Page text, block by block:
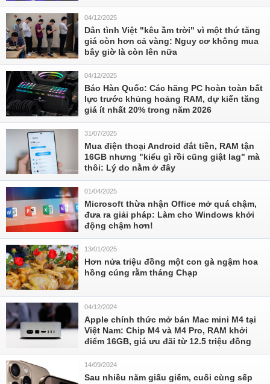
04/12/2025
Dân tình Việt "kêu ầm trời" vì một thứ tăng
giá còn hơn cả vàng: Nguy cơ không mua
bây giờ là còn lên nữa
04/12/2025
Báo Hàn Quốc: Các hãng PC hoàn toàn bất
lực trước khủng hoảng RAM, dự kiến tăng
giá ít nhất 20% trong năm 2026
31/07/2025
Mua điện thoại Android đắt tiền, RAM tận
16GB nhưng "kiểu gì rồi cũng giật lag" mà
thôi: Lý do nằm ở đây
01/04/2025
Microsoft thừa nhận Office mở quá chậm,
đưa ra giải pháp: Làm cho Windows khởi
động chậm hơn!
13/01/2025
Hơn nửa triệu đồng một con gà ngậm hoa
hồng cúng rằm tháng Chạp
04/12/2024
Apple chính thức mở bán Mac mini M4 tại
Việt Nam: Chip M4 và M4 Pro, RAM khởi
điểm 16GB, giá ưu đãi từ 12.5 triệu đồng
14/09/2024
Sau nhiều năm giấu giếm, cuối cùng sếp